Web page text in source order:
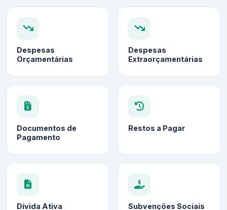
Despesas
Orçamentárias
Despesas
Extraorçamentárias
Documentos de
Pagamento
Restos a Pagar
Dívida Ativa Subvenções Sociais